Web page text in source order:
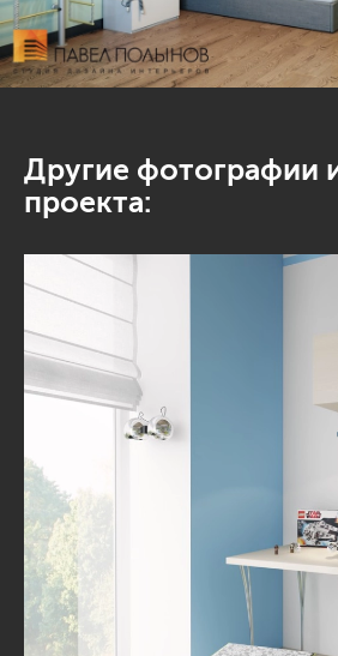
Другие фотографии
проекта: